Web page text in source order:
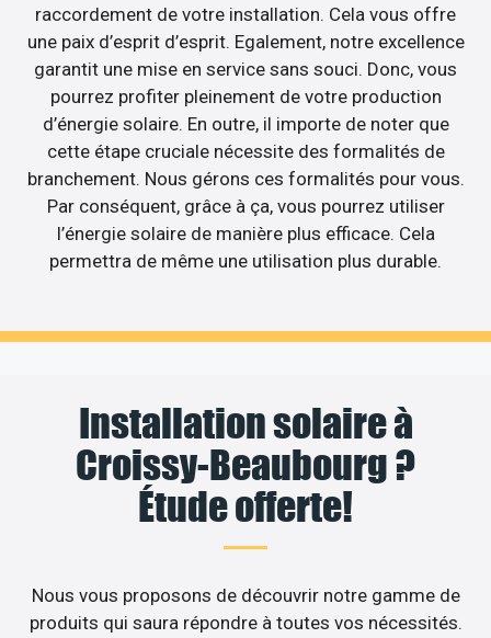
raccordement de votre installation. Cela vous offre
une paix d’esprit d’esprit. Egalement, notre excellence
garantit une mise en service sans souci. Donc, vous
pourrez profiter pleinement de votre production
d’énergie solaire. En outre, il importe de noter que
cette étape cruciale nécessite des formalités de
branchement. Nous gérons ces formalités pour vous.
Par conséquent, grâce à ça, vous pourrez utiliser
l’énergie solaire de manière plus efficace. Cela
permettra de même une utilisation plus durable.
Installation solaire à
Croissy-Beaubourg ?
Étude offerte!
Nous vous proposons de découvrir notre gamme de
produits qui saura répondre à toutes vos nécessités.